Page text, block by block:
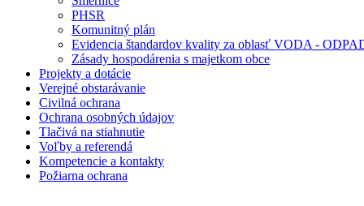
PHSR
Komunitný plán
Evidencia štandardov kvality za oblasť VODA -
Zásady hospodárenia s majetkom obce
Projekty a dotácie
Verejné obstarávanie
Civilná ochrana
Ochrana osobných údajov
Tlačivá na stiahnutie
Voľby a referendá
Kompetencie a kontakty
Požiarna ochrana